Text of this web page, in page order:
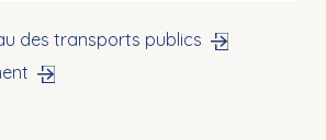
des transports publics